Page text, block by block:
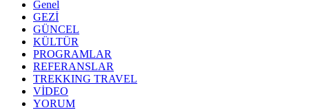
Genel
GEZİ
GÜNCEL
KÜLTÜR
PROGRAMLAR
REFERANSLAR
TREKKING TRAVEL
VİDEO
YORUM